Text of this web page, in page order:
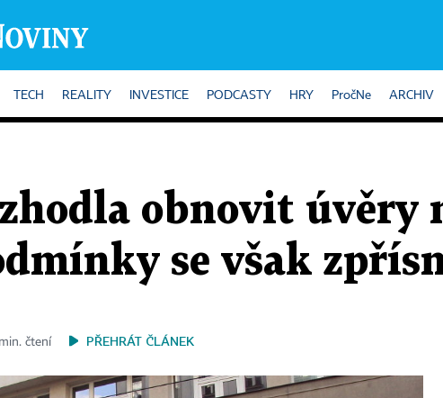
TECH REALITY INVESTICE PODCASTY HRY PročNe ARCHIV
obnovit úvěry
se však
čtení PŘEHRÁT ČLÁNEK